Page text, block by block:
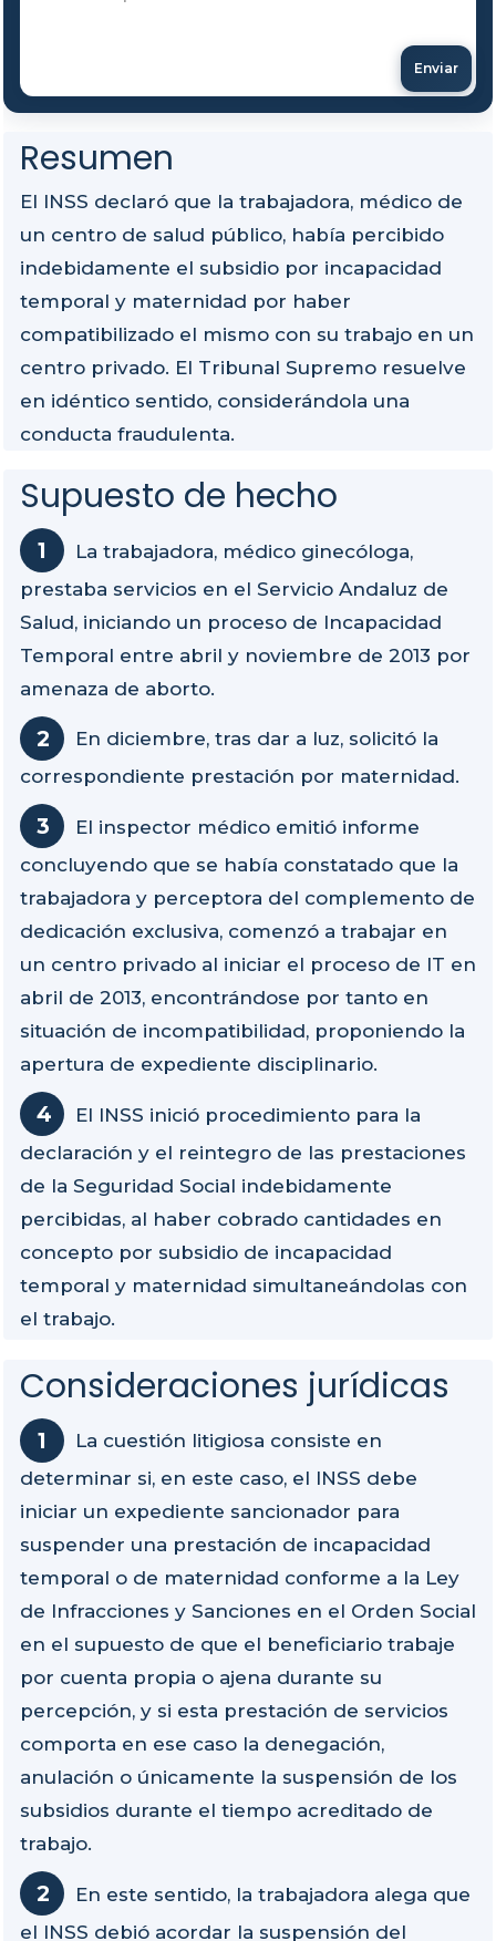
Enviar
Resumen
El INSS declaró que la trabajadora, médico de
un centro de salud público, había percibido
indebidamente el subsidio por incapacidad
temporal y maternidad por haber
compatibilizado el mismo con su trabajo en un
centro privado. El Tribunal Supremo resuelve
en idéntico sentido, considerándola una
conducta fraudulenta.
Supuesto de hecho
La trabajadora, médico ginecóloga,
prestaba servicios en el Servicio Andaluz de
Salud, iniciando un proceso de Incapacidad
Temporal entre abril y noviembre de 2013 por
amenaza de aborto.
En diciembre, tras dar a luz, solicitó la
correspondiente prestación por maternidad.
El inspector médico emitió informe
concluyendo que se había constatado que la
trabajadora y perceptora del complemento de
dedicación exclusiva, comenzó a trabajar en
un centro privado al iniciar el proceso de IT en
abril de 2013, encontrándose por tanto en
situación de incompatibilidad, proponiendo la
apertura de expediente disciplinario.
El INSS inició procedimiento para la
declaración y el reintegro de las prestaciones
de la Seguridad Social indebidamente
percibidas, al haber cobrado cantidades en
concepto por subsidio de incapacidad
temporal y maternidad simultaneándolas con
el trabajo.
Consideraciones jurídicas
La cuestión litigiosa consiste en
determinar si, en este caso, el INSS debe
iniciar un expediente sancionador para
suspender una prestación de incapacidad
temporal o de maternidad conforme a la Ley
de Infracciones y Sanciones en el Orden Social
en el supuesto de que el beneficiario trabaje
por cuenta propia o ajena durante su
percepción, y si esta prestación de servicios
comporta en ese caso la denegación,
anulación o únicamente la suspensión de los
subsidios durante el tiempo acreditado de
trabajo.
En este sentido, la trabajadora alega que
el INSS debió acordar la suspensión del